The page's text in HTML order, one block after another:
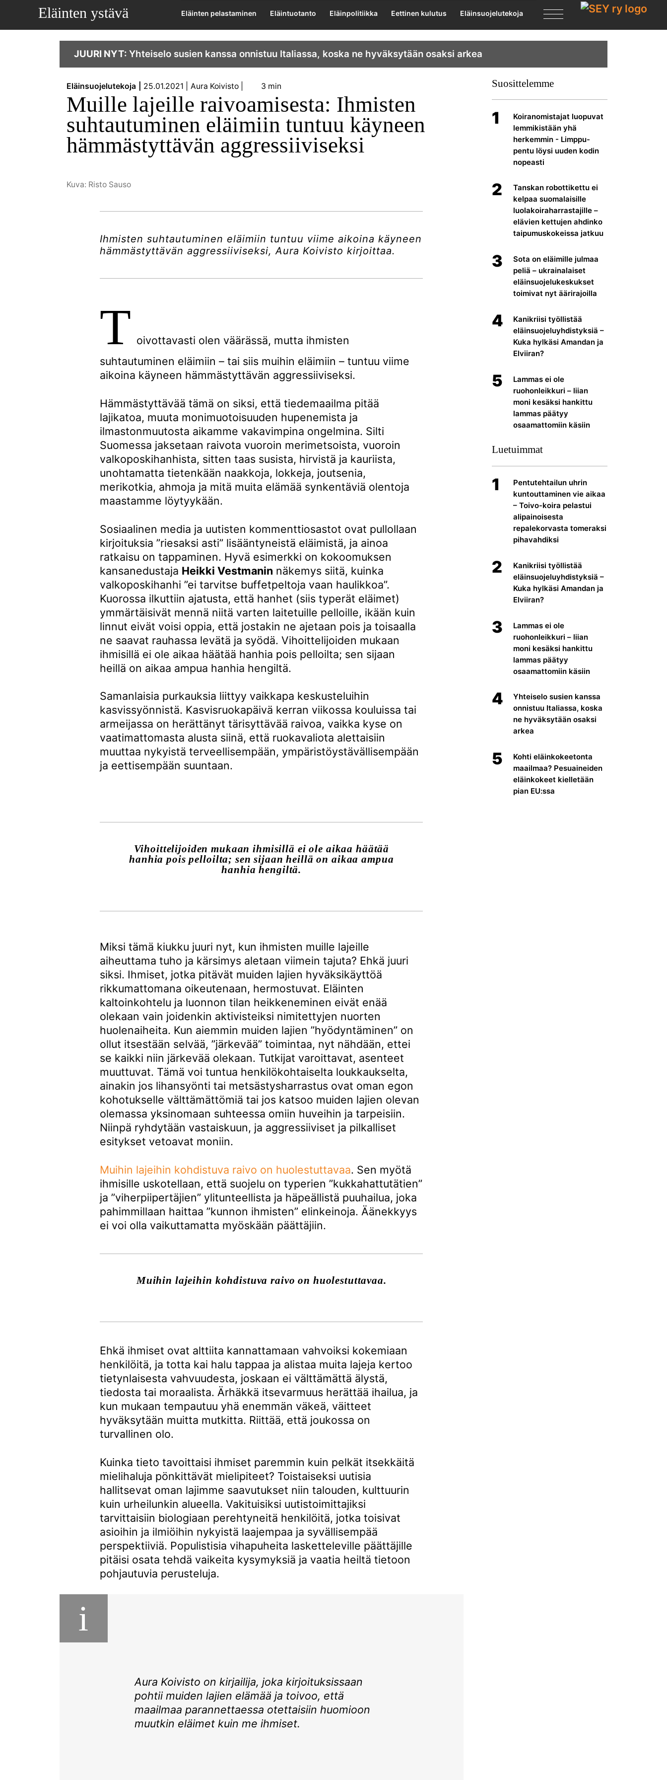
Eläinten ystävä Eläinten pelastaminen Eläintuotanto Eläinpolitiikka Eettinen kulutus Eläinsuojelutekoja
JUURI NYT: Yhteiselo susien kanssa onnistuu Italiassa, koska ne hyväksytään osaksi arkea
Eläinsuojelutekoja 25.01.2021 Aura Koivisto 3 min
Muille lajeille raivoamisesta: Ihmisten
suhtautuminen eläimiin tuntuu käyneen
hämmästyttävän aggressiiviseksi
Kuva: Risto Sauso
Ihmisten suhtautuminen eläimiin tuntuu viime aikoina käyneen
hämmästyttävän aggressiiviseksi, Aura Koivisto kirjoittaa.
T oivottavasti olen väärässä, mutta ihmisten
suhtautuminen eläimiin – tai siis muihin eläimiin – tuntuu viime
aikoina käyneen hämmästyttävän aggressiiviseksi.
Hämmästyttävää tämä on siksi, että tiedemaailma pitää
lajikatoa, muuta monimuotoisuuden hupenemista ja
ilmastonmuutosta aikamme vakavimpina ongelmina. Silti
Suomessa jaksetaan raivota vuoroin merimetsoista, vuoroin
valkoposkihanhista, sitten taas susista, hirvistä ja kauriista,
unohtamatta tietenkään naakkoja, lokkeja, joutsenia,
merikotkia, ahmoja ja mitä muita elämää synkentäviä olentoja
maastamme löytyykään.
Sosiaalinen media ja uutisten kommenttiosastot ovat pullollaan
kirjoituksia ”riesaksi asti” lisääntyneistä eläimistä, ja ainoa
ratkaisu on tappaminen. Hyvä esimerkki on kokoomuksen
kansanedustaja Heikki Vestmanin näkemys siitä, kuinka
valkoposkihanhi ”ei tarvitse buffetpeltoja vaan haulikkoa”.
Kuorossa ilkuttiin ajatusta, että hanhet (siis typerät eläimet)
ymmärtäisivät mennä niitä varten laitetuille pelloille, ikään kuin
linnut eivät voisi oppia, että jostakin ne ajetaan pois ja toisaalla
ne saavat rauhassa levätä ja syödä. Vihoittelijoiden mukaan
ihmisillä ei ole aikaa häätää hanhia pois pelloilta; sen sijaan
heillä on aikaa ampua hanhia hengiltä.
Samanlaisia purkauksia liittyy vaikkapa keskusteluihin
kasvissyönnistä. Kasvisruokapäivä kerran viikossa kouluissa tai
armeijassa on herättänyt tärisyttävää raivoa, vaikka kyse on
vaatimattomasta alusta siinä, että ruokavaliota alettaisiin
muuttaa nykyistä terveellisempään, ympäristöystävällisempään
ja eettisempään suuntaan.
Vihoittelijoiden mukaan ihmisillä ei ole aikaa häätää
hanhia pois pelloilta; sen sijaan heillä on aikaa ampua
hanhia hengiltä.
Miksi tämä kiukku juuri nyt, kun ihmisten muille lajeille
aiheuttama tuho ja kärsimys aletaan viimein tajuta? Ehkä juuri
siksi. Ihmiset, jotka pitävät muiden lajien hyväksikäyttöä
rikkumattomana oikeutenaan, hermostuvat. Eläinten
kaltoinkohtelu ja luonnon tilan heikkeneminen eivät enää
olekaan vain joidenkin aktivisteiksi nimitettyjen nuorten
huolenaiheita. Kun aiemmin muiden lajien ”hyödyntäminen” on
ollut itsestään selvää, ”järkevää” toimintaa, nyt nähdään, ettei
se kaikki niin järkevää olekaan. Tutkijat varoittavat, asenteet
muuttuvat. Tämä voi tuntua henkilökohtaiselta loukkaukselta,
ainakin jos lihansyönti tai metsästysharrastus ovat oman egon
kohotukselle välttämättömiä tai jos katsoo muiden lajien olevan
olemassa yksinomaan suhteessa omiin huveihin ja tarpeisiin.
Niinpä ryhdytään vastaiskuun, ja aggressiiviset ja pilkalliset
esitykset vetoavat moniin.
Muihin lajeihin kohdistuva raivo on huolestuttavaa. Sen myötä
ihmisille uskotellaan, että suojelu on typerien ”kukkahattutätien”
ja ”viherpiipertäjien” ylitunteellista ja häpeällistä puuhailua, joka
pahimmillaan haittaa ”kunnon ihmisten” elinkeinoja. Äänekkyys
ei voi olla vaikuttamatta myöskään päättäjiin.
Muihin lajeihin kohdistuva raivo on huolestuttavaa.
Ehkä ihmiset ovat alttiita kannattamaan vahvoiksi kokemiaan
henkilöitä, ja totta kai halu tappaa ja alistaa muita lajeja kertoo
tietynlaisesta vahvuudesta, joskaan ei välttämättä älystä,
tiedosta tai moraalista. Ärhäkkä itsevarmuus herättää ihailua, ja
kun mukaan tempautuu yhä enemmän väkeä, väitteet
hyväksytään muitta mutkitta. Riittää, että joukossa on
turvallinen olo.
Kuinka tieto tavoittaisi ihmiset paremmin kuin pelkät itsekkäitä
mielihaluja pönkittävät mielipiteet? Toistaiseksi uutisia
hallitsevat oman lajimme saavutukset niin talouden, kulttuurin
kuin urheilunkin alueella. Vakituisiksi uutistoimittajiksi
tarvittaisiin biologiaan perehtyneitä henkilöitä, jotka toisivat
asioihin ja ilmiöihin nykyistä laajempaa ja syvällisempää
perspektiiviä. Populistisia vihapuheita lasketteleville päättäjille
pitäisi osata tehdä vaikeita kysymyksiä ja vaatia heiltä tietoon
pohjautuvia perusteluja.
i
Aura Koivisto on kirjailija, joka kirjoituksissaan
pohtii muiden lajien elämää ja toivoo, että
maailmaa parannettaessa otettaisiin huomioon
muutkin eläimet kuin me ihmiset.
Suosittelemme
1
Koiranomistajat luopuvat
lemmikistään yhä
herkemmin - Limppu-
pentu löysi uuden kodin
nopeasti
2
Tanskan robottikettu ei
kelpaa suomalaisille
luolakoiraharrastajille –
elävien kettujen ahdinko
taipumuskokeissa jatkuu
3
Sota on eläimille julmaa
peliä – ukrainalaiset
eläinsuojelukeskukset
toimivat nyt äärirajoilla
4
Kanikriisi työllistää
eläinsuojeluyhdistyksiä –
Kuka hylkäsi Amandan ja
Elviiran?
5
Lammas ei ole
ruohonleikkuri – liian
moni kesäksi hankittu
lammas päätyy
osaamattomiin käsiin
Luetuimmat
1
Pentutehtailun uhrin
kuntouttaminen vie aikaa
– Toivo-koira pelastui
alipainoisesta
repalekorvasta tomeraksi
pihavahdiksi
2
Kanikriisi työllistää
eläinsuojeluyhdistyksiä –
Kuka hylkäsi Amandan ja
Elviiran?
3
Lammas ei ole
ruohonleikkuri – liian
moni kesäksi hankittu
lammas päätyy
osaamattomiin käsiin
4
Yhteiselo susien kanssa
onnistuu Italiassa, koska
ne hyväksytään osaksi
arkea
5
Kohti eläinkokeetonta
maailmaa? Pesuaineiden
eläinkokeet kielletään
pian EU:ssa